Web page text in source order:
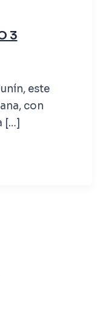
3
este
con
[…]